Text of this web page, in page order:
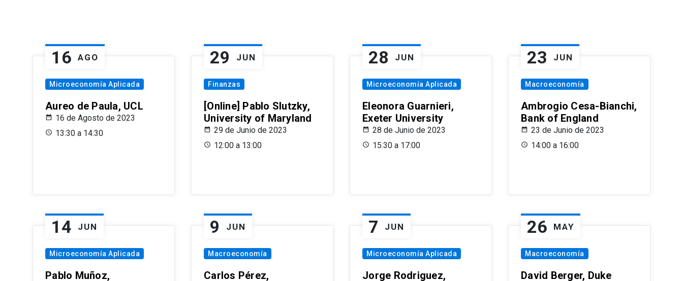
16 AGO
Microeconomía Aplicada
Aureo de Paula, UCL
16 de Agosto de 2023
13:30 a 14:30
29 JUN
Finanzas
[Online] Pablo Slutzky,
University of Maryland
29 de Junio de 2023
12:00 a 13:00
28 JUN
Microeconomía Aplicada
Eleonora Guarnieri,
Exeter University
28 de Junio de 2023
15:30 a 17:00
23 JUN
Macroeconomía
Ambrogio Cesa-Bianchi,
Bank of England
23 de Junio de 2023
14:00 a 16:00
14 JUN
Microeconomía Aplicada
Pablo Muñoz,
9 JUN
Macroeconomía
Carlos Pérez,
7 JUN
Microeconomía Aplicada
Jorge Rodriguez,
26 MAY
Macroeconomía
David Berger, Duke